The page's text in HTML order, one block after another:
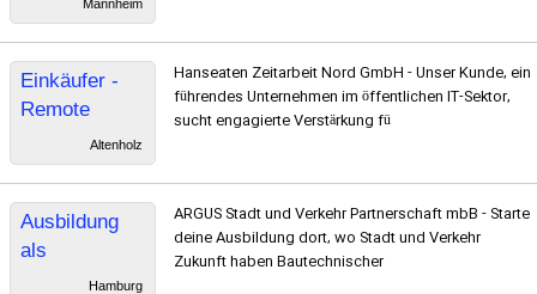
Mannheim
Einkäufer -
Remote
Altenholz
Hanseaten Zeitarbeit Nord GmbH - Unser Kunde, ein
führendes Unternehmen im öffentlichen IT-Sektor,
sucht engagierte Verstärkung fü
Ausbildung
als
bautechnisch
Hamburg
ARGUS Stadt und Verkehr Partnerschaft mbB - Starte
deine Ausbildung dort, wo Stadt und Verkehr
Zukunft haben Bautechnischer